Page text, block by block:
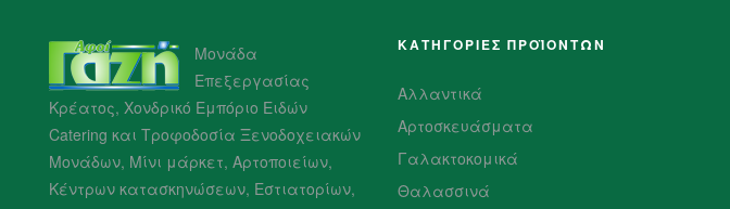
Μονάδα
Επεξεργασίας
Κρέατος, Χονδρικό Εμπόριο Ειδών
Catering και Τροφοδοσία Ξενοδοχειακών
Μονάδων, Μίνι μάρκετ, Αρτοποιείων,
Κέντρων κατασκηνώσεων, Εστιατορίων,
ΚΑΤΗΓΟΡΙΕΣ ΠΡΟΪΌΝΤΩΝ
Αλλαντικά
Αρτοσκευάσματα
Γαλακτοκομικά
Θαλασσινά